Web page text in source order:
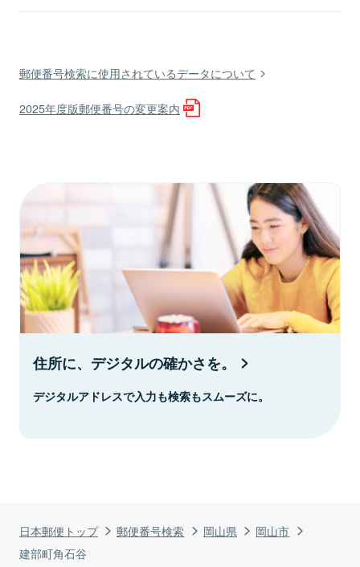
日本郵便トップ 郵便番号検索 岡山県
岡山市
建部町角石谷
郵便番号検索に使用されているデータについて
2025年度版郵便番号の変更案内
住所に、デジタルの確かさを。
デジタルアドレスで入力も検索もスムーズに。